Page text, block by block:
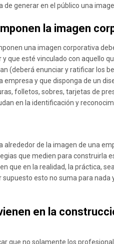
de generar en el público una
la imagen
una imagen corporativa
y que esté vinculado con aquello
(deberá enunciar y ratificar los
empresa y que disponga de un
folletos, sobres, tarjetas de
en la identificación y
de la imagen de una
que medien para construirla
que en la realidad, la práctica,
esto no suma para nada
en la
que no solamente los